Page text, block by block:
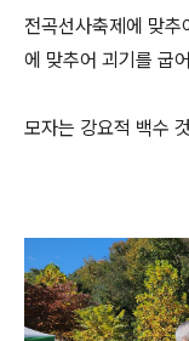
전곡선사축제에 맞추
에 맞추어 괴기를 굽
모자는 강요적 백수